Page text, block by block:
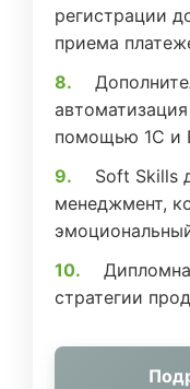
регистрации
приема
помощью 1С и
Soft Skills
менеджмент,
стратегии